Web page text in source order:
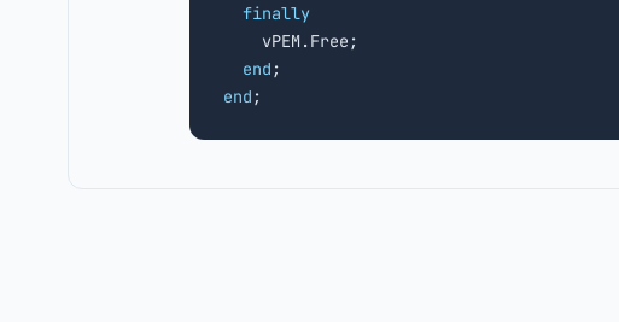
finally
    vPEM.Free;
end
end ;